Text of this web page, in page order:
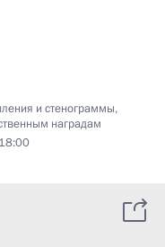
и стенограммы,
наградам